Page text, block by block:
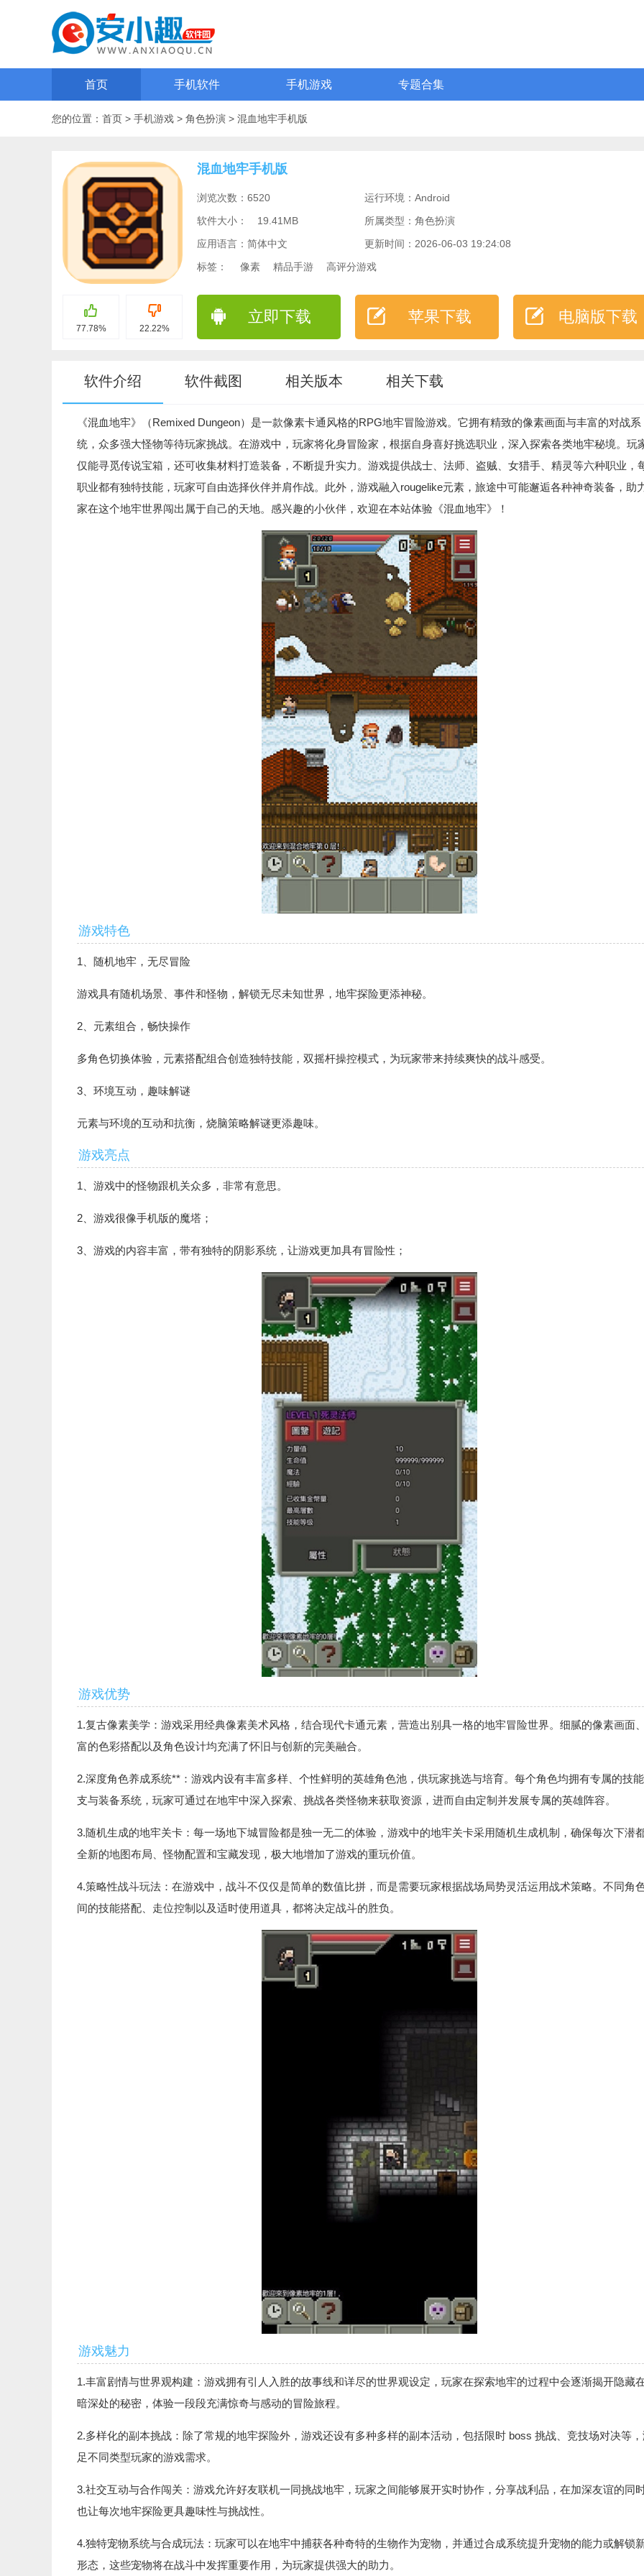
首页 手机软件 手机游戏 专题合集
您的位置： 首页 > 手机游戏 > 角色扮演 > 混血地牢手机版
77.78% 22.22%
混血地牢手机版
浏览次数：6520
运行环境：Android
软件大小：
19.41MB
所属类型：角色扮演
应用语言：简体中文
更新时间：2026-06-03 19:24:08
标签：
像素 精品手游 高评分游戏
立即下载 苹果下载 电脑版下载
软件介绍 软件截图 相关版本 相关下载
《混血地牢》（Remixed Dungeon）是一款像素卡通风格的RPG地牢冒险游戏。它拥有精致的像素画面与丰富的对战系
统，众多强大怪物等待玩家挑战。在游戏中，玩家将化身冒险家，根据自身喜好挑选职业，深入探索各类地牢秘境。玩
仅能寻觅传说宝箱，还可收集材料打造装备，不断提升实力。游戏提供战士、法师、盗贼、女猎手、精灵等六种职业，
职业都有独特技能，玩家可自由选择伙伴并肩作战。此外，游戏融入rougelike元素，旅途中可能邂逅各种神奇装备，助
家在这个地牢世界闯出属于自己的天地。感兴趣的小伙伴，欢迎在本站体验《混血地牢》！
游戏特色
1、随机地牢，无尽冒险
游戏具有随机场景、事件和怪物，解锁无尽未知世界，地牢探险更添神秘。
2、元素组合，畅快操作
多角色切换体验，元素搭配组合创造独特技能，双摇杆操控模式，为玩家带来持续爽快的战斗感受。
3、环境互动，趣味解谜
元素与环境的互动和抗衡，烧脑策略解谜更添趣味。
游戏亮点
1、游戏中的怪物跟机关众多，非常有意思。
2、游戏很像手机版的魔塔；
3、游戏的内容丰富，带有独特的阴影系统，让游戏更加具有冒险性；
游戏优势
1.复古像素美学：游戏采用经典像素美术风格，结合现代卡通元素，营造出别具一格的地牢冒险世界。细腻的像素画面
富的色彩搭配以及角色设计均充满了怀旧与创新的完美融合。
2.深度角色养成系统**：游戏内设有丰富多样、个性鲜明的英雄角色池，供玩家挑选与培育。每个角色均拥有专属的技
支与装备系统，玩家可通过在地牢中深入探索、挑战各类怪物来获取资源，进而自由定制并发展专属的英雄阵容。
3.随机生成的地牢关卡：每一场地下城冒险都是独一无二的体验，游戏中的地牢关卡采用随机生成机制，确保每次下潜
全新的地图布局、怪物配置和宝藏发现，极大地增加了游戏的重玩价值。
4.策略性战斗玩法：在游戏中，战斗不仅仅是简单的数值比拼，而是需要玩家根据战场局势灵活运用战术策略。不同角
间的技能搭配、走位控制以及适时使用道具，都将决定战斗的胜负。
游戏魅力
1.丰富剧情与世界观构建：游戏拥有引人入胜的故事线和详尽的世界观设定，玩家在探索地牢的过程中会逐渐揭开隐藏
暗深处的秘密，体验一段段充满惊奇与感动的冒险旅程。
2.多样化的副本挑战：除了常规的地牢探险外，游戏还设有多种多样的副本活动，包括限时 boss 挑战、竞技场对决等
足不同类型玩家的游戏需求。
3.社交互动与合作闯关：游戏允许好友联机一同挑战地牢，玩家之间能够展开实时协作，分享战利品，在加深友谊的同时
也让每次地牢探险更具趣味性与挑战性。
4.独特宠物系统与合成玩法：玩家可以在地牢中捕获各种奇特的生物作为宠物，并通过合成系统提升宠物的能力或解锁
形态，这些宠物将在战斗中发挥重要作用，为玩家提供强大的助力。